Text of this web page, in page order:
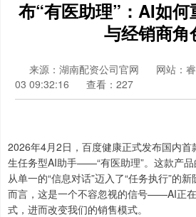
布“有医助理”：AI如
与经销商角
来源：湖南配资公司官网 网站：
03 09:32:16
查看：227
2026年4月2日，百度健康正式发布国内
生任务型AI助手——“有医助理”。这款产
从单一的“信息对话”迈入了“任务执行”的
而言，这是一个不容忽视的信号——AI正
式，进而改变我们的销售模式。